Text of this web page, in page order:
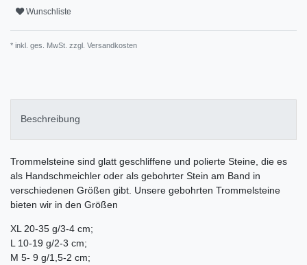
Wunschliste
* inkl. ges. MwSt. zzgl. Versandkosten
Beschreibung
Trommelsteine sind glatt geschliffene und polierte Steine, die es
als Handschmeichler oder als gebohrter Stein am Band in
verschiedenen Größen gibt. Unsere gebohrten Trommelsteine
bieten wir in den Größen
XL 20-35 g/3-4 cm;
L 10-19 g/2-3 cm;
M 5- 9 g/1,5-2 cm;